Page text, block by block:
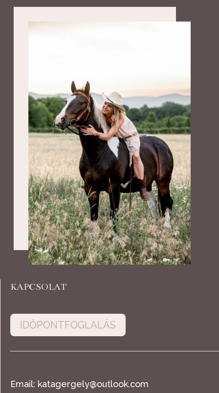
KAPCSOLAT
IDŐPONTFOGLALÁS
Email: katagergely@outlook.com